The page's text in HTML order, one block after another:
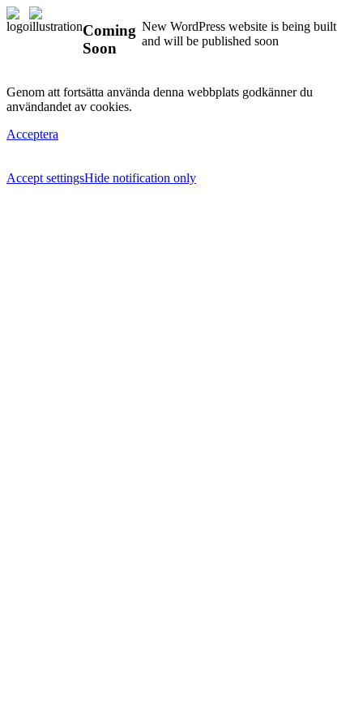
Coming
Soon
New WordPress website is being built
and will be published soon
Genom att fortsätta använda denna webbplats godkänner du
användandet av cookies.
Acceptera
Accept settingsHide notification only